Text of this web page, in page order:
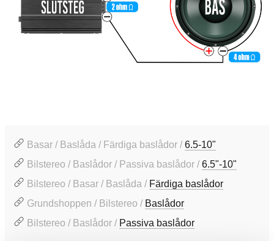
Basar / Baslåda / Färdiga baslådor /6.5-10"
Bilstereo / Baslådor / Passiva baslådor /6.5"-10"
Bilstereo / Basar / Baslåda / Färdiga baslådor
Grundshoppen / Bilstereo / Baslådor
Bilstereo / Baslådor / Passiva baslådor